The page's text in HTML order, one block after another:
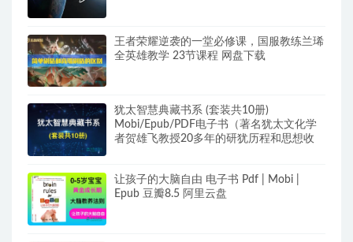
王者荣耀逆袭的一堂必修课，国服教练兰琋
全英雄教学 23节课程 网盘下载
犹太智慧典藏书系 (套装共10册)
Mobi/Epub/PDF电子书（著名犹太文化学
者贺雄飞教授20多年的研犹历程和思想收
让孩子的大脑自由 电子书 Pdf | Mobi |
Epub 豆瓣8.5 阿里云盘